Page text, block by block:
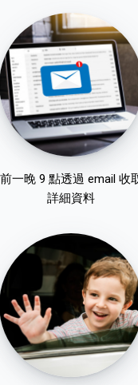
一晚 9 點透過 email 收
詳細資料